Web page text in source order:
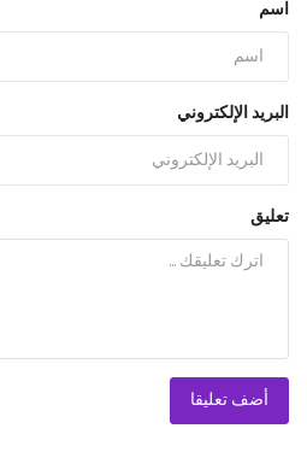
اسم
البريد الإلكتروني
تعليق
أضف تعليقا